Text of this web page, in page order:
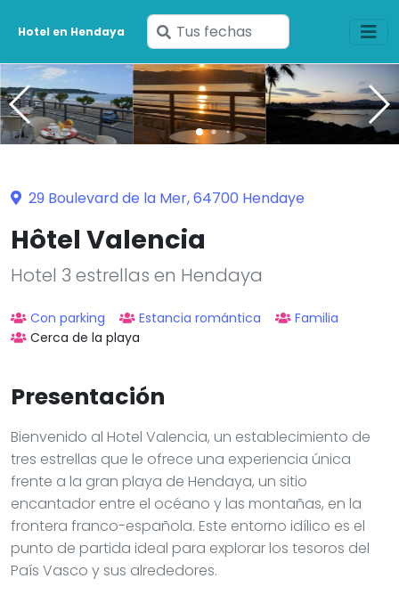
Hotel en Hendaya
Ingresa
tus
fechas
29 Boulevard de la Mer, 64700 Hendaye
Hôtel Valencia
Hotel 3 estrellas en Hendaya
Con parking Estancia romántica
Familia
Cerca de la playa
Presentación
Bienvenido al Hotel Valencia, un establecimiento de
tres estrellas que le ofrece una experiencia única
frente a la gran playa de Hendaya, un sitio
encantador entre el océano y las montañas, en la
frontera franco-española. Este entorno idílico es el
punto de partida ideal para explorar los tesoros del
País Vasco y sus alrededores.